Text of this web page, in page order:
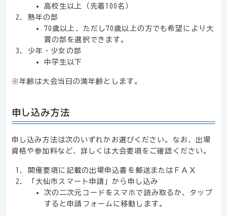
高校生以上（先着100名）
熟年の部
70歳以上、ただし70歳以上の方でも希望により大
賞の部を選択できます。
少年・少女の部
中学生以下
※年齢は大会当日の満年齢とします。
申し込み方法
申し込み方法は次のいずれかお選びください。なお、出場
資格や参加料など、詳しくは大会要項をご確認ください。
開催要項に記載の出場申込書を郵送またはＦＡＸ
「大仙市スマート申請」から申し込み
次の二次元コードをスマホで読み取るか、タップ
すると申請フォームに移動します。